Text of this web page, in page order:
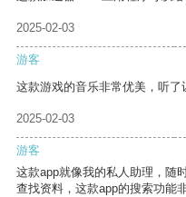
2025-02-03
游客
这款游戏的音乐非常优美，听了
2025-02-03
游客
这款app就像我的私人助理，随
查找资料，这款app的搜索功能